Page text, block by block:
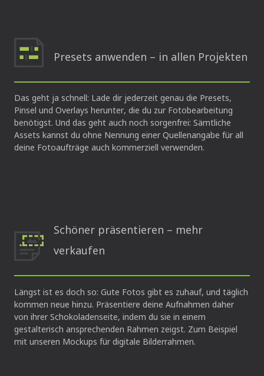
Presets anwenden – in allen Projekten
Das geht ja schnell: Lade dir jederzeit genau die Presets,
Pinsel und Overlays herunter, die du zur Fotobearbeitung
benötigst. Und das geht auch noch sorgenfrei: Sämtliche
Assets kannst du ohne Nennung einer Quellenangabe für all
deine Fotoaufträge auch kommerziell verwenden.
Schöner präsentieren – mehr
verkaufen
Längst ist es doch so: Gute Fotos gibt es zuhauf, und täglich
kommen neue hinzu. Präsentiere deine Aufnahmen daher
von ihrer Schokoladenseite, indem du sie in einem
gestalterisch ansprechenden Rahmen zeigst. Zum Beispiel
mit unseren Mockups für digitale Bilderrahmen.